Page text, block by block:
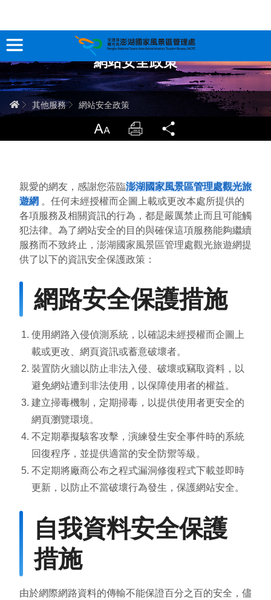
跳
到
主
要
內
容
訊息專區
關於澎湖
智慧觀光情報站
永續旅遊
網站導覽 兒童版
環境教育網 行政資訊網
RSS 臉書粉絲團
首長信箱 English
日本語 Tiếng Việt
ไทย Bahasa indonesia
網站安全政策
首頁其他服務 網站安全政策
放大 列印
親愛的網友，感謝您蒞臨澎湖國家風景區管理處觀光旅
遊網 。任何未經授權而企圖上載或更改本處所提供的
各項服務及相關資訊的行為，都是嚴厲禁止而且可能觸
犯法律。為了網站安全的目的與確保這項服務能夠繼續
服務而不致終止，澎湖國家風景區管理處觀光旅遊網提
供了以下的資訊安全保護政策：
網路安全保護措施
使用網路入侵偵測系統，以確認未經授權而企圖上
載或更改、網頁資訊或蓄意破壞者。
裝置防火牆以防止非法入侵、破壞或竊取資料，以
避免網站遭到非法使用，以保障使用者的權益。
建立掃毒機制，定期掃毒，以提供使用者更安全的
網頁瀏覽環境。
不定期摹擬駭客攻擊，演練發生安全事件時的系統
回復程序，並提供適當的安全防禦等級。
不定期將廠商公布之程式漏洞修復程式下載並即時
更新，以防止不當破壞行為發生，保護網站安全。
自我資料安全保護
措施
由於網際網路資料的傳輸不能保證百分之百的安全，儘